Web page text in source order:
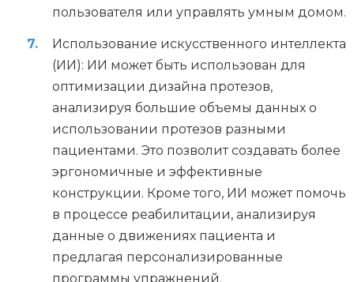
пользователя или управлять умным домом.
Использование искусственного интеллекта
(ИИ): ИИ может быть использован для
оптимизации дизайна протезов,
анализируя большие объемы данных о
использовании протезов разными
пациентами. Это позволит создавать более
эргономичные и эффективные
конструкции. Кроме того, ИИ может помочь
в процессе реабилитации, анализируя
данные о движениях пациента и
предлагая персонализированные
программы упражнений.